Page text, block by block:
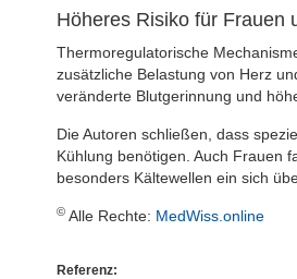
Höheres Risiko für Frauen
Thermoregulatorische
zusätzliche Belastung von Herz
veränderte Blutgerinnung und
Die Autoren schließen, dass
Kühlung benötigen. Auch Frauen
besonders Kältewellen ein sich
© Alle Rechte: MedWiss.online
Referenz: